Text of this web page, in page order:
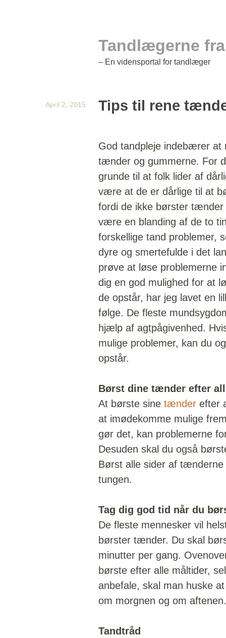
Tandlægerne
– En vidensportal for tandlæger
April 2, 2015 Tips til rene
God tandpleje indebærer at
tænder og gummerne. For
grunde til at folk lider af
være at de er dårlige til at
fordi de ikke børster
være en blanding af de to
forskellige tand problemer,
dyre og smertefulde i det
prøve at løse problemerne
dig en god mulighed for at
de opstår, har jeg lavet en
følge. De fleste
hjælp af agtpågivenhed.
mulige problemer, kan du
opstår.
Børst dine tænder efter
At børste sine tænder efter
at imødekomme mulige
gør det, kan problemerne
Desuden skal du også
Børst alle sider af
tungen.
Tag dig god tid når du
De fleste mennesker vil
børster tænder. Du skal
minutter per gang.
børste efter alle måltider,
anbefale, skal man huske
om morgnen og om aftenen.
Tandtråd